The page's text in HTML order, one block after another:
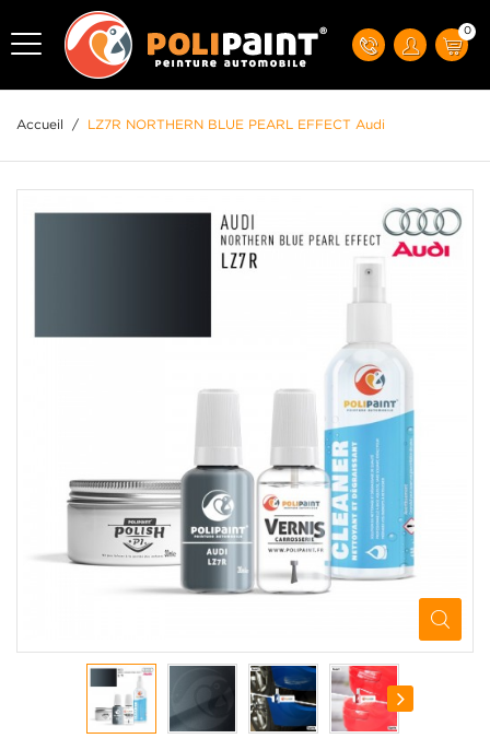
0
Accueil / LZ7R NORTHERN BLUE PEARL EFFECT Audi